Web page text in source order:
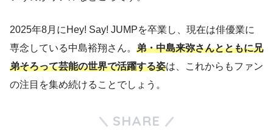
2025年8月にHey! Say! JUMPを卒業し、現在は俳優業に
専念している中島裕翔さん。 弟・中島来弥さんとともに兄
弟そろって芸能の世界で活躍する姿は、これからもファン
の注目を集め続けることでしょう。
SHARE